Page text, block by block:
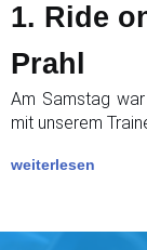
1. Ride
Prahl
Am Samstag
mit unserem
weiterlesen